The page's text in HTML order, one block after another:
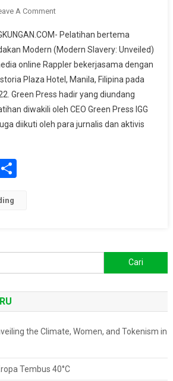
A CommentOn
Press
Hadiri
Pelatihan
Rappler
Di
Manila
Pelatihan bertema
Modern (Modern Slavery: Unveiled)
online Rappler bekerjasama dengan
Plaza Hotel, Manila, Filipina pada
Green Press hadir yang diundang
diwakili oleh CEO Green Press IGG
diikuti oleh para jurnalis dan aktivis
Share
untuk:
the Climate, Women, and Tokenism in
Tembus 40°C